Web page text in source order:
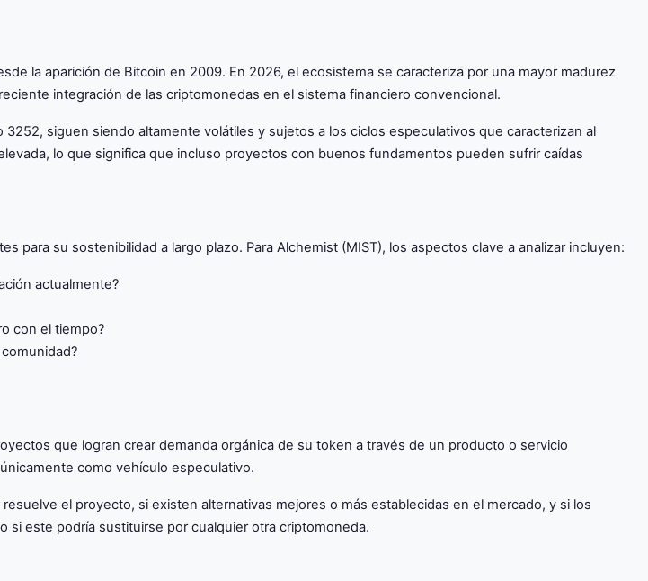
la aparición de Bitcoin en 2009. En 2026, el ecosistema se caracteriza por una mayor madurez
integración de las criptomonedas en el sistema financiero convencional.
siguen siendo altamente volátiles y sujetos a los ciclos especulativos que caracterizan al
lo que significa que incluso proyectos con buenos fundamentos pueden sufrir caídas
su sostenibilidad a largo plazo. Para Alchemist (MIST), los aspectos clave a analizar incluyen:
actualmente?
con el tiempo?
que logran crear demanda orgánica de su token a través de un producto o servicio
como vehículo especulativo.
el proyecto, si existen alternativas mejores o más establecidas en el mercado, y si los
si este podría sustituirse por cualquier otra criptomoneda.